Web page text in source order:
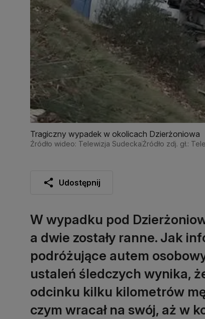
Tragiczny wypadek w okolicach Dzierżoniowa
Źródło wideo: Telewizja SudeckaŹródło zdj. gł.:
Udostępnij
W wypadku pod
a dwie zostały ranne. Jak
podróżujące autem
ustaleń śledczych wynika,
odcinku kilku kilometrów
czym wracał na swój, aż w